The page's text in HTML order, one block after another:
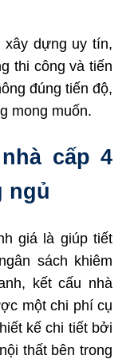
xây dựng uy tín,
thi công và tiến
đúng tiến độ,
mong muốn.
cấp 4
ngủ
giá là giúp tiết
sách khiêm
kết cấu nhà
một chi phí cụ
kế chi tiết bởi
thất bên trong